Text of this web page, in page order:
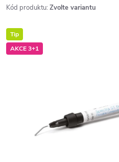
Kód produktu: Zvolte variantu
Tip
AKCE 3+1